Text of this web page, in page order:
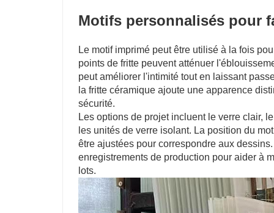
Motifs personnalisés pour
Le motif imprimé peut être utilisé à la fois
points de fritte peuvent atténuer
peut améliorer l'intimité tout en laissant
la fritte céramique ajoute une apparence
sécurité.
Les options de projet incluent le verre clair,
les unités de verre isolant. La position du
être ajustées pour correspondre aux
enregistrements de production pour aider à
lots.